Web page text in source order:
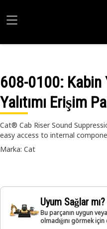
608-0100:
Yalıtımı Erişim
Cat® Cab Riser Sound
easy access to internal
Marka: Cat
Uyum Sağlar mı?
Bu parçanın uygun
olmadığını görmek için